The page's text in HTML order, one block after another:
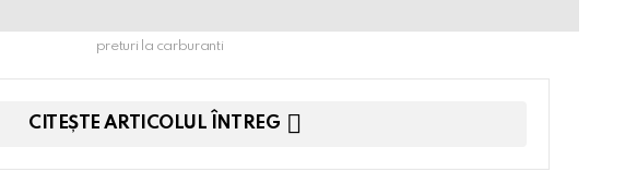
preturi la carburanti
CITEȘTE ARTICOLUL ÎNTREG